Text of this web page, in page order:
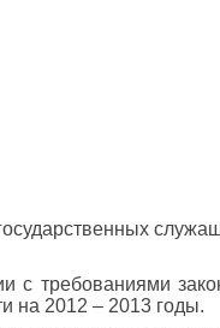
требованиями
на 2012 – 2013 годы.